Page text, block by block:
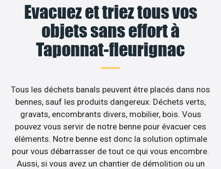
Evacuez et triez tous vos
objets sans effort à
Taponnat-fleurignac
Tous les déchets banals peuvent être placés dans nos
bennes, sauf les produits dangereux. Déchets verts,
gravats, encombrants divers, mobilier, bois. Vous
pouvez vous servir de notre benne pour évacuer ces
éléments. Notre benne est donc la solution optimale
pour vous débarrasser de tout ce qui vous encombre.
Aussi, si vous avez un chantier de démolition ou un